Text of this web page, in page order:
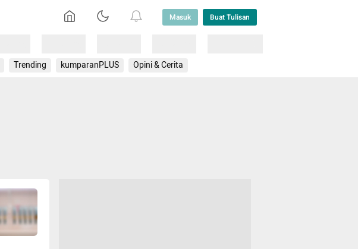
Masuk Buat Tulisan
Trending kumparanPLUS Opini & Cerita